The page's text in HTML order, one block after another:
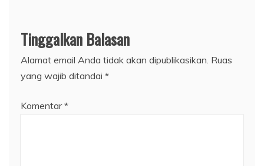
Tinggalkan Balasan
Alamat email Anda tidak akan dipublikasikan. Ruas
yang wajib ditandai *
Komentar*